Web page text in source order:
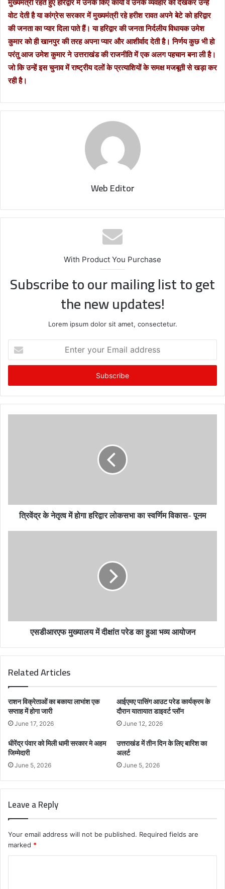
मुख्यमंत्री रहते हुए हरिद्वार में उनके किए कार्यो व उनके व्यवहार को देखकर उन्हें
वोट देती है या कांग्रेस सरकार में मुख्यमंत्री रहे हरीश रावत अपने बेटे को हरिद्वार
की जनता का प्यार दिला पाते हैं। या हरिद्वार की जनता निर्दलीय विधायक उमेश
कुमार को ही खानपुर की तरह अपना प्यार और आशीर्वाद देती है। निर्णय कुछ भी हो
परंतु आज उमेश कुमार ने उत्तराखंड की राजनीति में एक अलग पहचान बना ली है।
जो कि उन्हें इस चुनाव में राष्ट्रीय दलों के प्रत्याशियों के समक्ष मजबूती से खड़ा कर
रही है।
Web Editor
With Product You Purchase
Subscribe to our mailing list to get
the new updates!
Lorem ipsum dolor sit amet, consectetur.
t
r
y
त्रिवेंद्र के नेतृत्व में होगा हरिद्वार लोकसभा का स्वर्णिम विकास- पूनम
एसडीआरएफ मुख्यालय में दीक्षांत परेड का हुआ भव्य आयोजन
Related Articles
राशन विक्रेताओं का बकाया लाभांश एक
सप्ताह में होगा जारी
June 17, 2026
आईएमए पासिंग आउट परेड कार्यक्रम के
दौरान यातायात डाइवर्ट प्लॉन
June 12, 2026
धीरेंद्र पंवार को मिली धामी सरकार मे अहम
जिम्मेदारी
June 5, 2026
उत्तराखंड में तीन दिन के लिए बारिश का
अलर्ट
June 5, 2026
Leave a Reply
Your email address will not be published. Required fields are
marked *